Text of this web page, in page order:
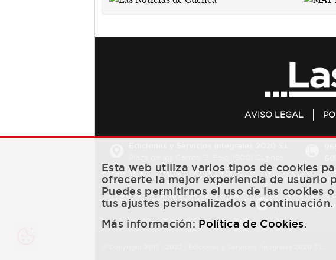
AVISO LEGAL
Esta web utiliza varios tipos de cookies
ofrecerte la mejor experiencia de usuario
Puedes permitirnos el uso de las cookies
tus ajustes personalizados a continuación.
Más información: Política de Cookies.